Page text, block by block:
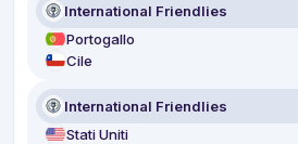
International Friendlies
Portogallo
Cile
International Friendlies
Stati Uniti